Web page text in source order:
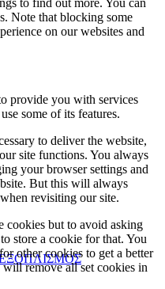
Note that blocking some
on our websites and
provide you with services
some of its features.
to deliver the website,
site functions. You always
your browser settings and
But this will always
revisiting our site.
cookies but to avoid asking
store a cookie for that. You
other cookies to get a better
remove all set cookies in